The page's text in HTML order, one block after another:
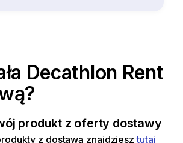
Decathlon Rent
produkt z oferty dostawy
z dostawą znajdziesztutaj